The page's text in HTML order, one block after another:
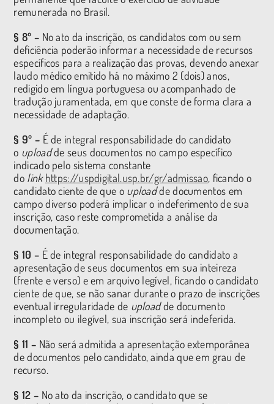
remunerada no Brasil.
§ 8º – No ato da inscrição, os candidatos com ou sem
deficiência poderão informar a necessidade de recursos
específicos para a realização das provas, devendo anexar
laudo médico emitido há no máximo 2 (dois) anos,
redigido em língua portuguesa ou acompanhado de
tradução juramentada, em que conste de forma clara a
necessidade de adaptação.
§ 9º – É de integral responsabilidade do candidato
o uploadde seus documentos no campo específico
indicado pelo sistema constante
do link https://uspdigital.usp.br/gr/admissao, ficando o
candidato ciente de que o uploadde documentos em
campo diverso poderá implicar o indeferimento de sua
inscrição, caso reste comprometida a análise da
documentação.
§ 10 – É de integral responsabilidade do candidato a
apresentação de seus documentos em sua inteireza
(frente e verso) e em arquivo legível, ficando o candidato
ciente de que, se não sanar durante o prazo de inscrições
eventual irregularidade de uploadde documento
incompleto ou ilegível, sua inscrição será indeferida.
§ 11 – Não será admitida a apresentação extemporânea
de documentos pelo candidato, ainda que em grau de
recurso.
§ 12 – No ato da inscrição, o candidato que se